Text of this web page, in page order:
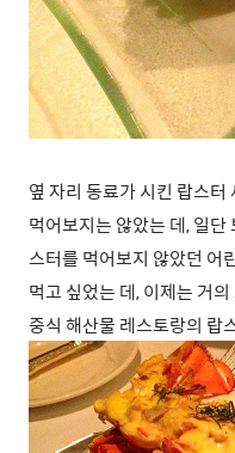
옆 자리 동료가 시킨 랍스
먹어보지는 않았는 데, 일
스터를 먹어보지 않았던 어
먹고 싶었는 데, 이제는 거
중식 해산물 레스토랑의 랍